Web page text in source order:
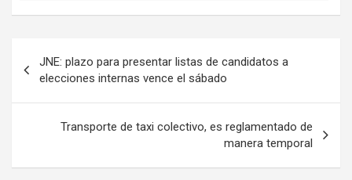
de
entradas
JNE: plazo para presentar listas de candidatos a
elecciones internas vence el sábado
Transporte de taxi colectivo, es reglamentado de
manera temporal